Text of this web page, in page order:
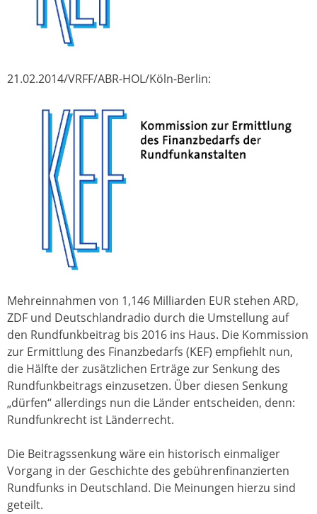
21.02.2014/VRFF/ABR-HOL/Köln-Berlin:
Mehreinnahmen von 1,146 Milliarden EUR stehen ARD,
ZDF und Deutschlandradio durch die Umstellung auf
den Rundfunkbeitrag bis 2016 ins Haus. Die Kommission
zur Ermittlung des Finanzbedarfs (KEF) empfiehlt nun,
die Hälfte der zusätzlichen Erträge zur Senkung des
Rundfunkbeitrags einzusetzen. Über diesen Senkung
„dürfen“ allerdings nun die Länder entscheiden, denn:
Rundfunkrecht ist Länderrecht.
Die Beitragssenkung wäre ein historisch einmaliger
Vorgang in der Geschichte des gebührenfinanzierten
Rundfunks in Deutschland. Die Meinungen hierzu sind
geteilt.